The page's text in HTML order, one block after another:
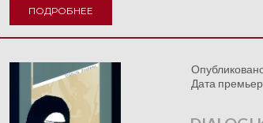
ПОДРОБНЕЕ
Дата